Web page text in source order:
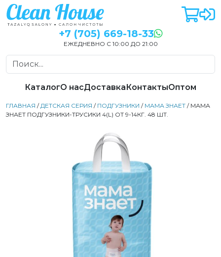
+7 (705) 669-18-33
ЕЖЕДНЕВНО С 10:00 ДО 21:00
КаталогО насДоставкаКонтактыОптом
ГЛАВНАЯ /ДЕТСКАЯ СЕРИЯ / ПОДГУЗНИКИ / МАМА ЗНАЕТ / МАМА
ЗНАЕТ ПОДГУЗНИКИ-ТРУСИКИ 4(L) ОТ 9-14КГ. 48 ШТ.